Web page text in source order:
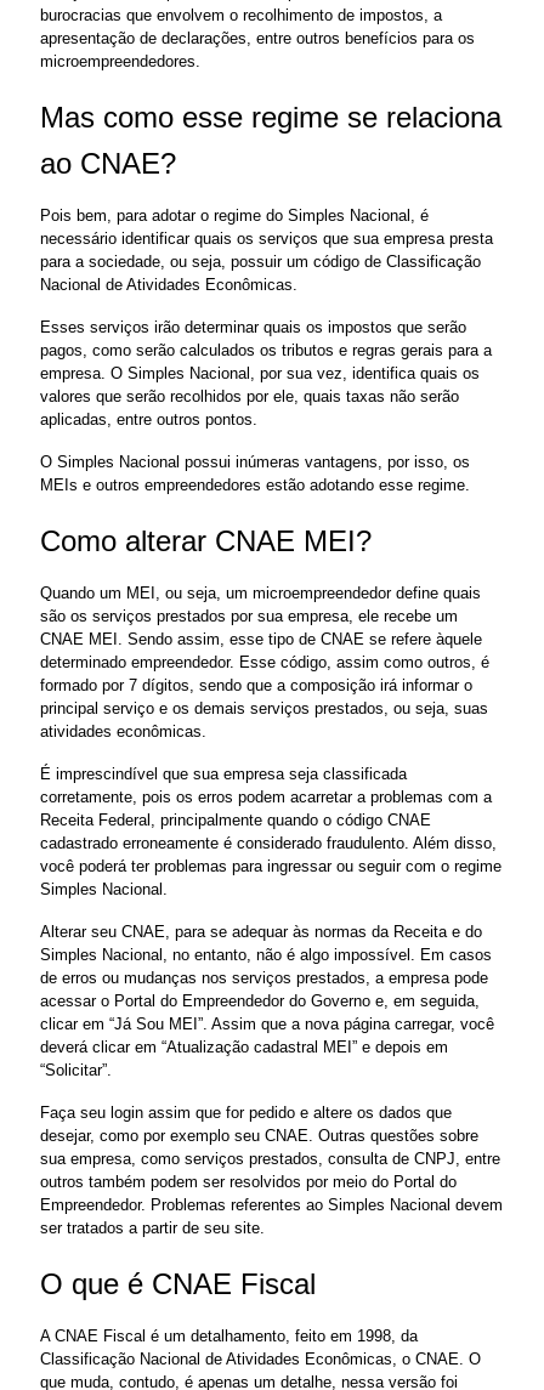
burocracias que envolvem o recolhimento de impostos, a
apresentação de declarações, entre outros benefícios para os
microempreendedores.
Mas como esse regime se relaciona
ao CNAE?
Pois bem, para adotar o regime do Simples Nacional, é
necessário identificar quais os serviços que sua empresa presta
para a sociedade, ou seja, possuir um código de Classificação
Nacional de Atividades Econômicas.
Esses serviços irão determinar quais os impostos que serão
pagos, como serão calculados os tributos e regras gerais para a
empresa. O Simples Nacional, por sua vez, identifica quais os
valores que serão recolhidos por ele, quais taxas não serão
aplicadas, entre outros pontos.
O Simples Nacional possui inúmeras vantagens, por isso, os
MEIs e outros empreendedores estão adotando esse regime.
Como alterar CNAE MEI?
Quando um MEI, ou seja, um microempreendedor define quais
são os serviços prestados por sua empresa, ele recebe um
CNAE MEI. Sendo assim, esse tipo de CNAE se refere àquele
determinado empreendedor. Esse código, assim como outros, é
formado por 7 dígitos, sendo que a composição irá informar o
principal serviço e os demais serviços prestados, ou seja, suas
atividades econômicas.
É imprescindível que sua empresa seja classificada
corretamente, pois os erros podem acarretar a problemas com a
Receita Federal, principalmente quando o código CNAE
cadastrado erroneamente é considerado fraudulento. Além disso,
você poderá ter problemas para ingressar ou seguir com o regime
Simples Nacional.
Alterar seu CNAE, para se adequar às normas da Receita e do
Simples Nacional, no entanto, não é algo impossível. Em casos
de erros ou mudanças nos serviços prestados, a empresa pode
acessar o Portal do Empreendedor do Governo e, em seguida,
clicar em “Já Sou MEI”. Assim que a nova página carregar, você
deverá clicar em “Atualização cadastral MEI” e depois em
“Solicitar”.
Faça seu login assim que for pedido e altere os dados que
desejar, como por exemplo seu CNAE. Outras questões sobre
sua empresa, como serviços prestados, consulta de CNPJ, entre
outros também podem ser resolvidos por meio do Portal do
Empreendedor. Problemas referentes ao Simples Nacional devem
ser tratados a partir de seu site.
O que é CNAE Fiscal
A CNAE Fiscal é um detalhamento, feito em 1998, da
Classificação Nacional de Atividades Econômicas, o CNAE. O
que muda, contudo, é apenas um detalhe, nessa versão foi